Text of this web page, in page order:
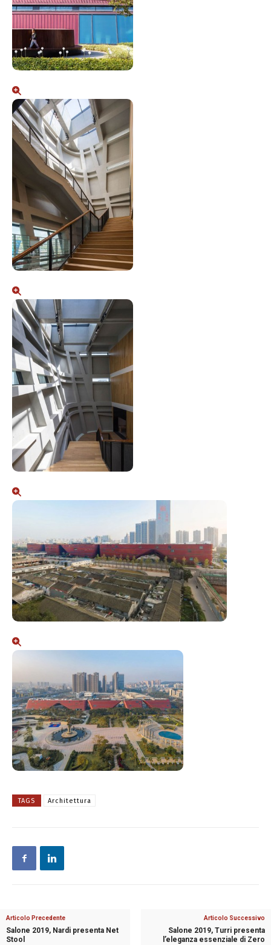
TAGS Architettura
Articolo Precedente
Salone 2019, Nardi presenta Net
Stool
Articolo Successivo
Salone 2019, Turri presenta
l’eleganza essenziale di Zero